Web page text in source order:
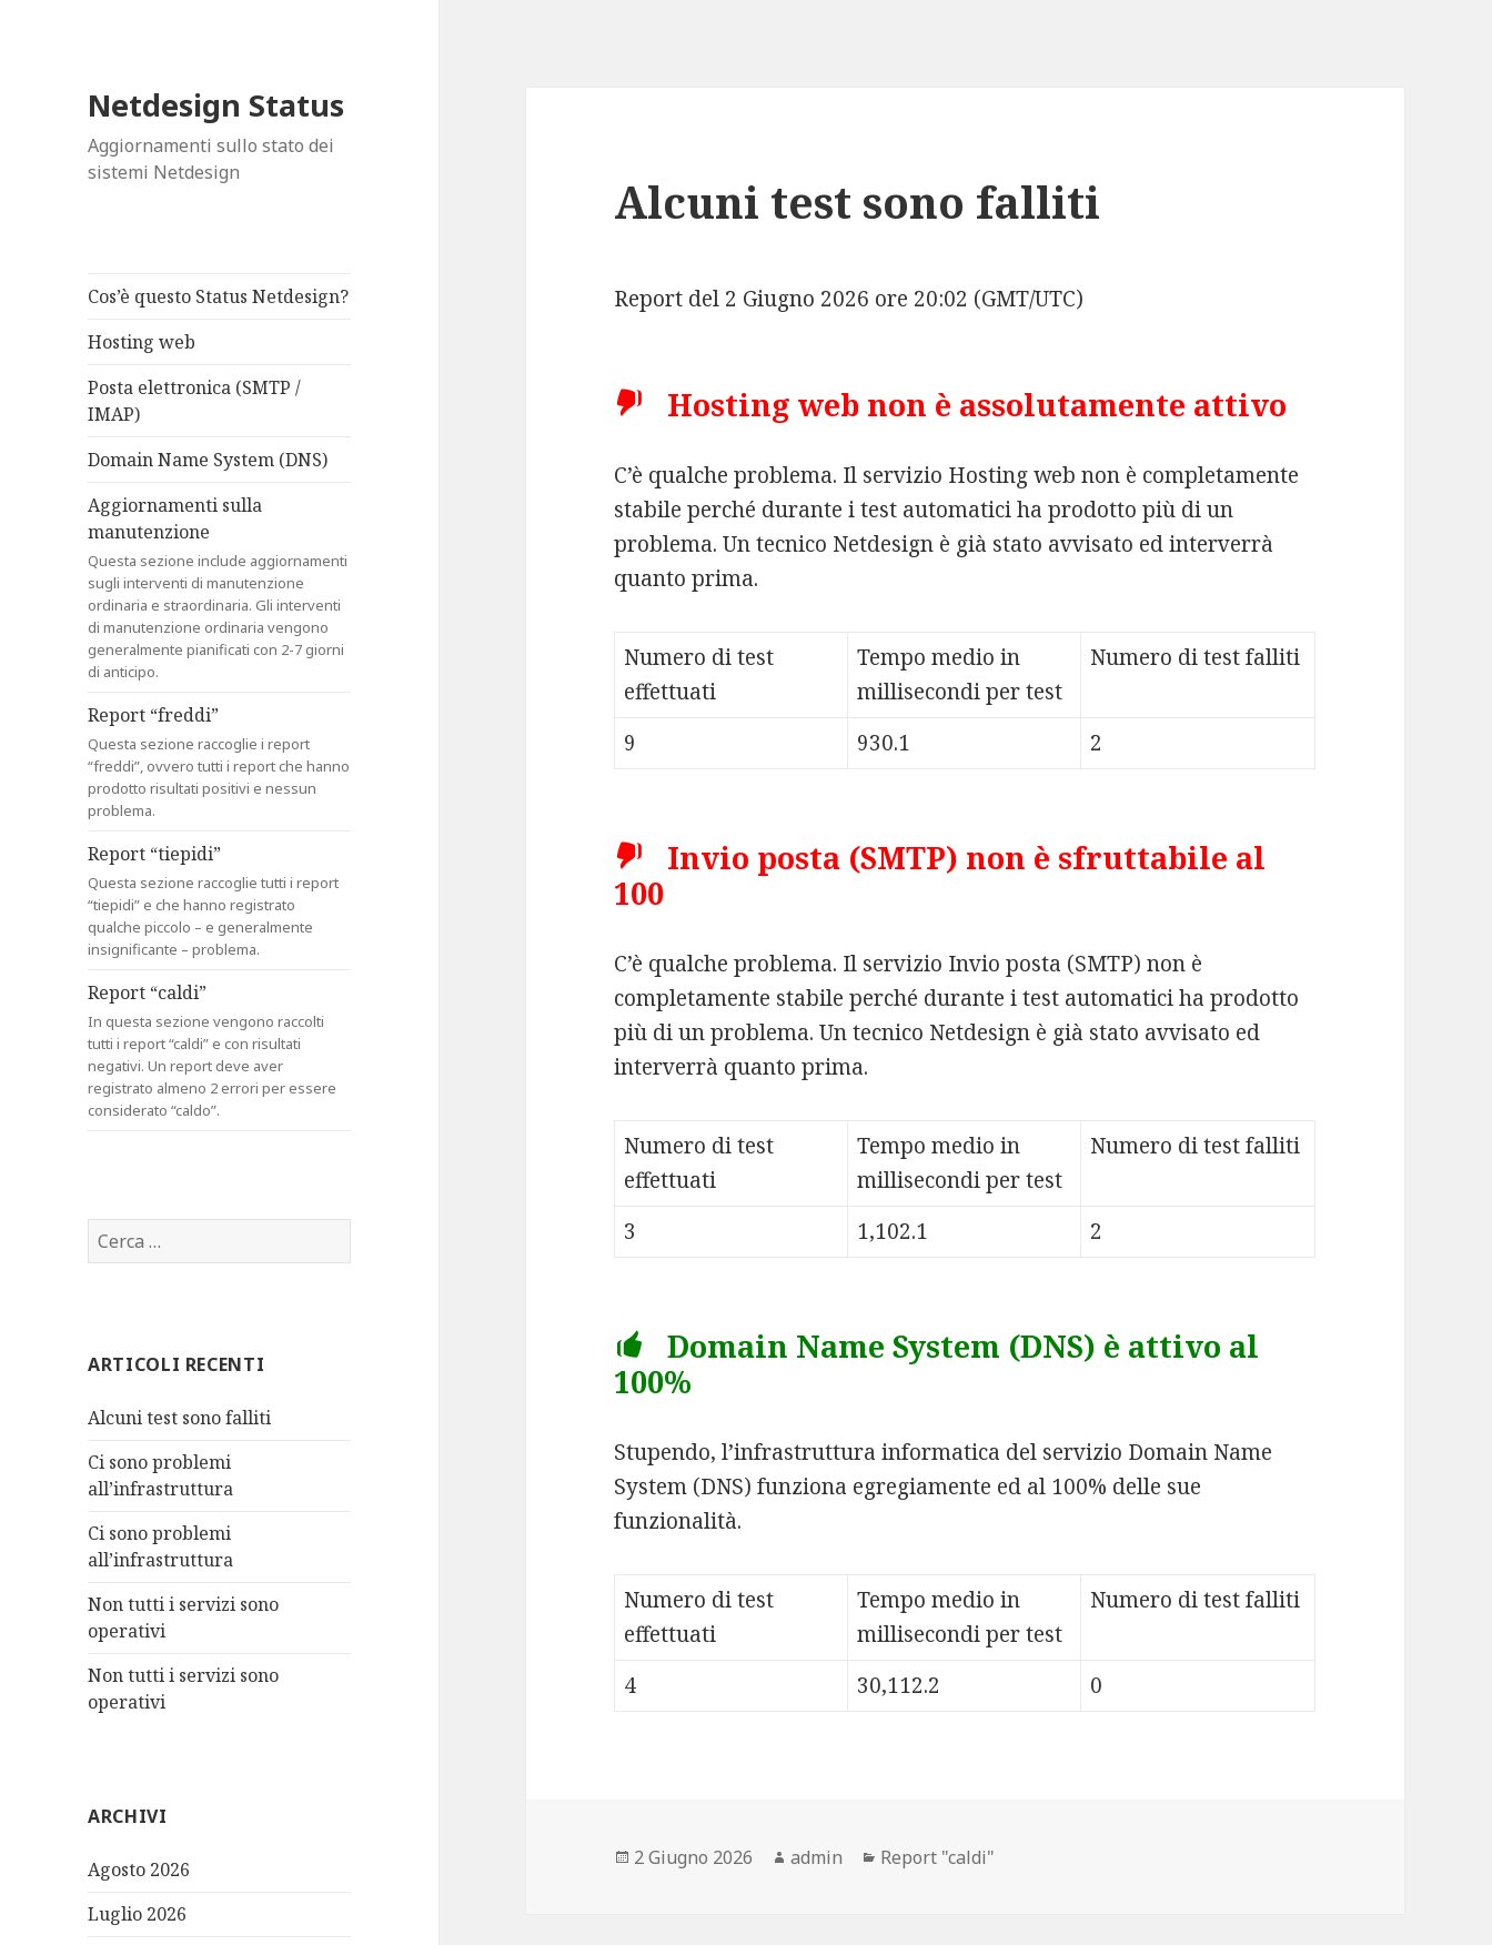
Netdesign Status
Aggiornamenti sullo stato dei
sistemi Netdesign
Cos’è questo Status Netdesign?
Hosting web
Posta elettronica (SMTP /
IMAP)
Domain Name System (DNS)
Aggiornamenti sulla
manutenzione
Questa sezione include aggiornamenti
sugli interventi di manutenzione
ordinaria e straordinaria. Gli interventi
di manutenzione ordinaria vengono
generalmente pianificati con 2-7 giorni
di anticipo.
Report “freddi”
Questa sezione raccoglie i report
“freddi”, ovvero tutti i report che hanno
prodotto risultati positivi e nessun
problema.
Report “tiepidi”
Questa sezione raccoglie tutti i report
“tiepidi” e che hanno registrato
qualche piccolo – e generalmente
insignificante – problema.
Report “caldi”
In questa sezione vengono raccolti
tutti i report “caldi” e con risultati
negativi. Un report deve aver
registrato almeno 2 errori per essere
considerato “caldo”.
R
i
c
p
r
:
ARTICOLI RECENTI
Alcuni test sono falliti
Ci sono problemi
all’infrastruttura
Ci sono problemi
all’infrastruttura
Non tutti i servizi sono
operativi
Non tutti i servizi sono
operativi
ARCHIVI
Agosto 2026
Luglio 2026
Alcuni test sono falliti
Report del 2 Giugno 2026 ore 20:02 (GMT/UTC)
Hosting web non è assolutamente attivo
C’è qualche problema. Il servizio Hosting web non è completamente
stabile perché durante i test automatici ha prodotto più di un
problema. Un tecnico Netdesign è già stato avvisato ed interverrà
quanto prima.
Numero di test
effettuati
Tempo medio in
millisecondi per test
Numero di test falliti
9 930.1 2
Invio posta (SMTP) non è sfruttabile al
100
C’è qualche problema. Il servizio Invio posta (SMTP) non è
completamente stabile perché durante i test automatici ha prodotto
più di un problema. Un tecnico Netdesign è già stato avvisato ed
interverrà quanto prima.
Numero di test
effettuati
Tempo medio in
millisecondi per test
Numero di test falliti
3 1,102.1 2
Domain Name System (DNS) è attivo al
100%
Stupendo, l’infrastruttura informatica del servizio Domain Name
System (DNS) funziona egregiamente ed al 100% delle sue
funzionalità.
Numero di test
effettuati
Tempo medio in
millisecondi per test
Numero di test falliti
4 30,112.2 0
Scritto
2 Giugno 2026 Autore
admin Categorie
Report "caldi"